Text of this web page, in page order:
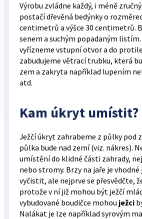
Výrobu zvládne každý, i méně
postačí dřevěná bedýnky o
centimetrů a výšce 30 centimetrů.
senem a suchým popadaným
vyřízneme vstupní otvor a do
zabudujeme větrací trubku, která
zem a zakryta například lupením
atd.
Kam úkryt umístit?
Ježčí úkryt zahrabeme z půlky pod
půlka bude nad zemí (viz. nákres).
umístění do klidné části zahrady,
nebo stromy. Brzy na jaře je vhodné
vyčistit, ale nejprve se přesvědčte,
protože v ní již mohou být ježčí
vybudované boudičce mohou ježci
Nalákat je lze například syrovým